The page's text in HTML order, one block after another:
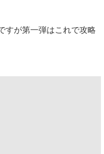
すが第一弾はこれで攻略